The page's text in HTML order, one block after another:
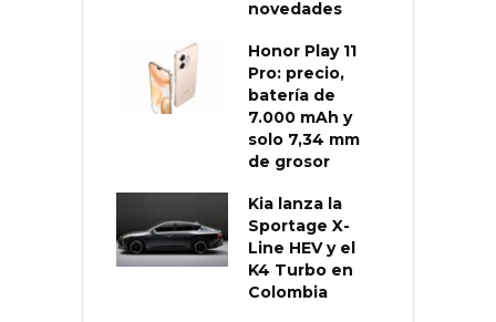
novedades
Honor Play 11
Pro: precio,
batería de
7.000 mAh y
solo 7,34 mm
de grosor
Kia lanza la
Sportage X-
Line HEV y el
K4 Turbo en
Colombia